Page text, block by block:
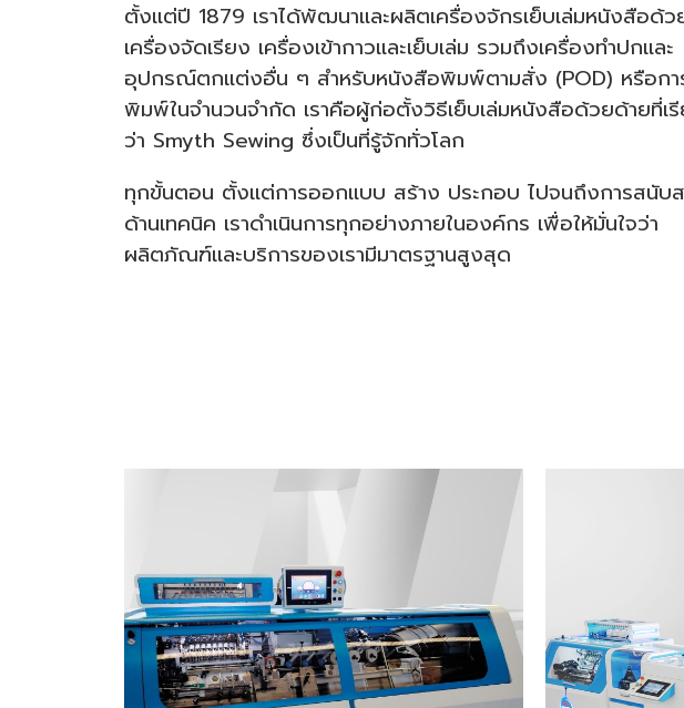
ตั้งแต่ปี 1879 เราได้พัฒนาและผลิตเครื่องจักรเย็บเล่มหนังสือด้ว
เครื่องจัดเรียง เครื่องเข้ากาวและเย็บเล่ม รวมถึงเครื่องทำปกและ
อุปกรณ์ตกแต่งอื่น ๆ สำหรับหนังสือพิมพ์ตามสั่ง (POD) หรือกา
พิมพ์ในจำนวนจำกัด เราคือผู้ก่อตั้งวิธีเย็บเล่มหนังสือด้วยด้ายที่เ
ว่า Smyth Sewing ซึ่งเป็นที่รู้จักทั่วโลก
ทุกขั้นตอน ตั้งแต่การออกแบบ สร้าง ประกอบ ไปจนถึงการสนับ
ด้านเทคนิค เราดำเนินการทุกอย่างภายในองค์กร เพื่อให้มั่นใจว่า
ผลิตภัณฑ์และบริการของเรามีมาตรฐานสูงสุด